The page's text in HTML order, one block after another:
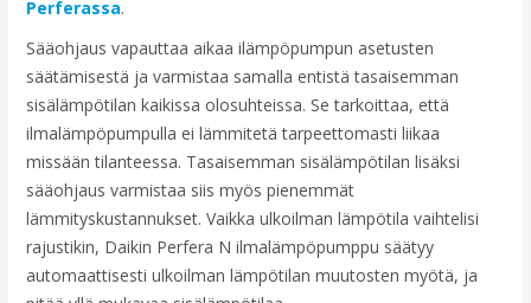
Perferassa.
Sääohjaus vapauttaa aikaa ilämpöpumpun asetusten
säätämisestä ja varmistaa samalla entistä tasaisemman
sisälämpötilan kaikissa olosuhteissa. Se tarkoittaa, että
ilmalämpöpumpulla ei lämmitetä tarpeettomasti liikaa
missään tilanteessa. Tasaisemman sisälämpötilan lisäksi
sääohjaus varmistaa siis myös pienemmät
lämmityskustannukset. Vaikka ulkoilman lämpötila vaihtelisi
rajustikin, Daikin Perfera N ilmalämpöpumppu säätyy
automaattisesti ulkoilman lämpötilan muutosten myötä, ja